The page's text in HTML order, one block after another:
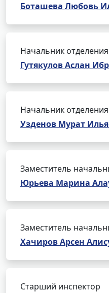
Боташева Любовь
Начальник отделения
Гутякулов Аслан
Начальник отделения
Узденов Мурат
Заместитель
Юрьева Марина
Заместитель
Хачиров Арсен
Старший инспектор